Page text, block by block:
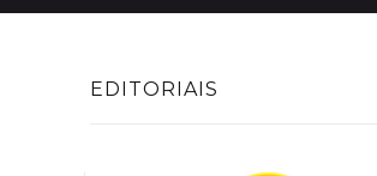
EDITORIAIS